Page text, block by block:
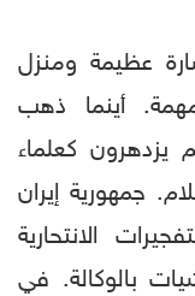
عظيمة ومنزل
أينما ذهب
يزدهرون كعلماء
جمهورية إيران
الانتحارية
بالوكالة. في